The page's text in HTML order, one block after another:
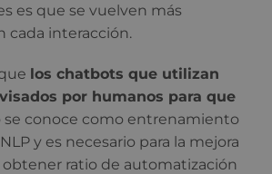
es que se vuelven más
cada interacción.
los chatbots que utilizan
por humanos para que
se conoce como entrenamiento
y es necesario para la mejora
ratio de automatización